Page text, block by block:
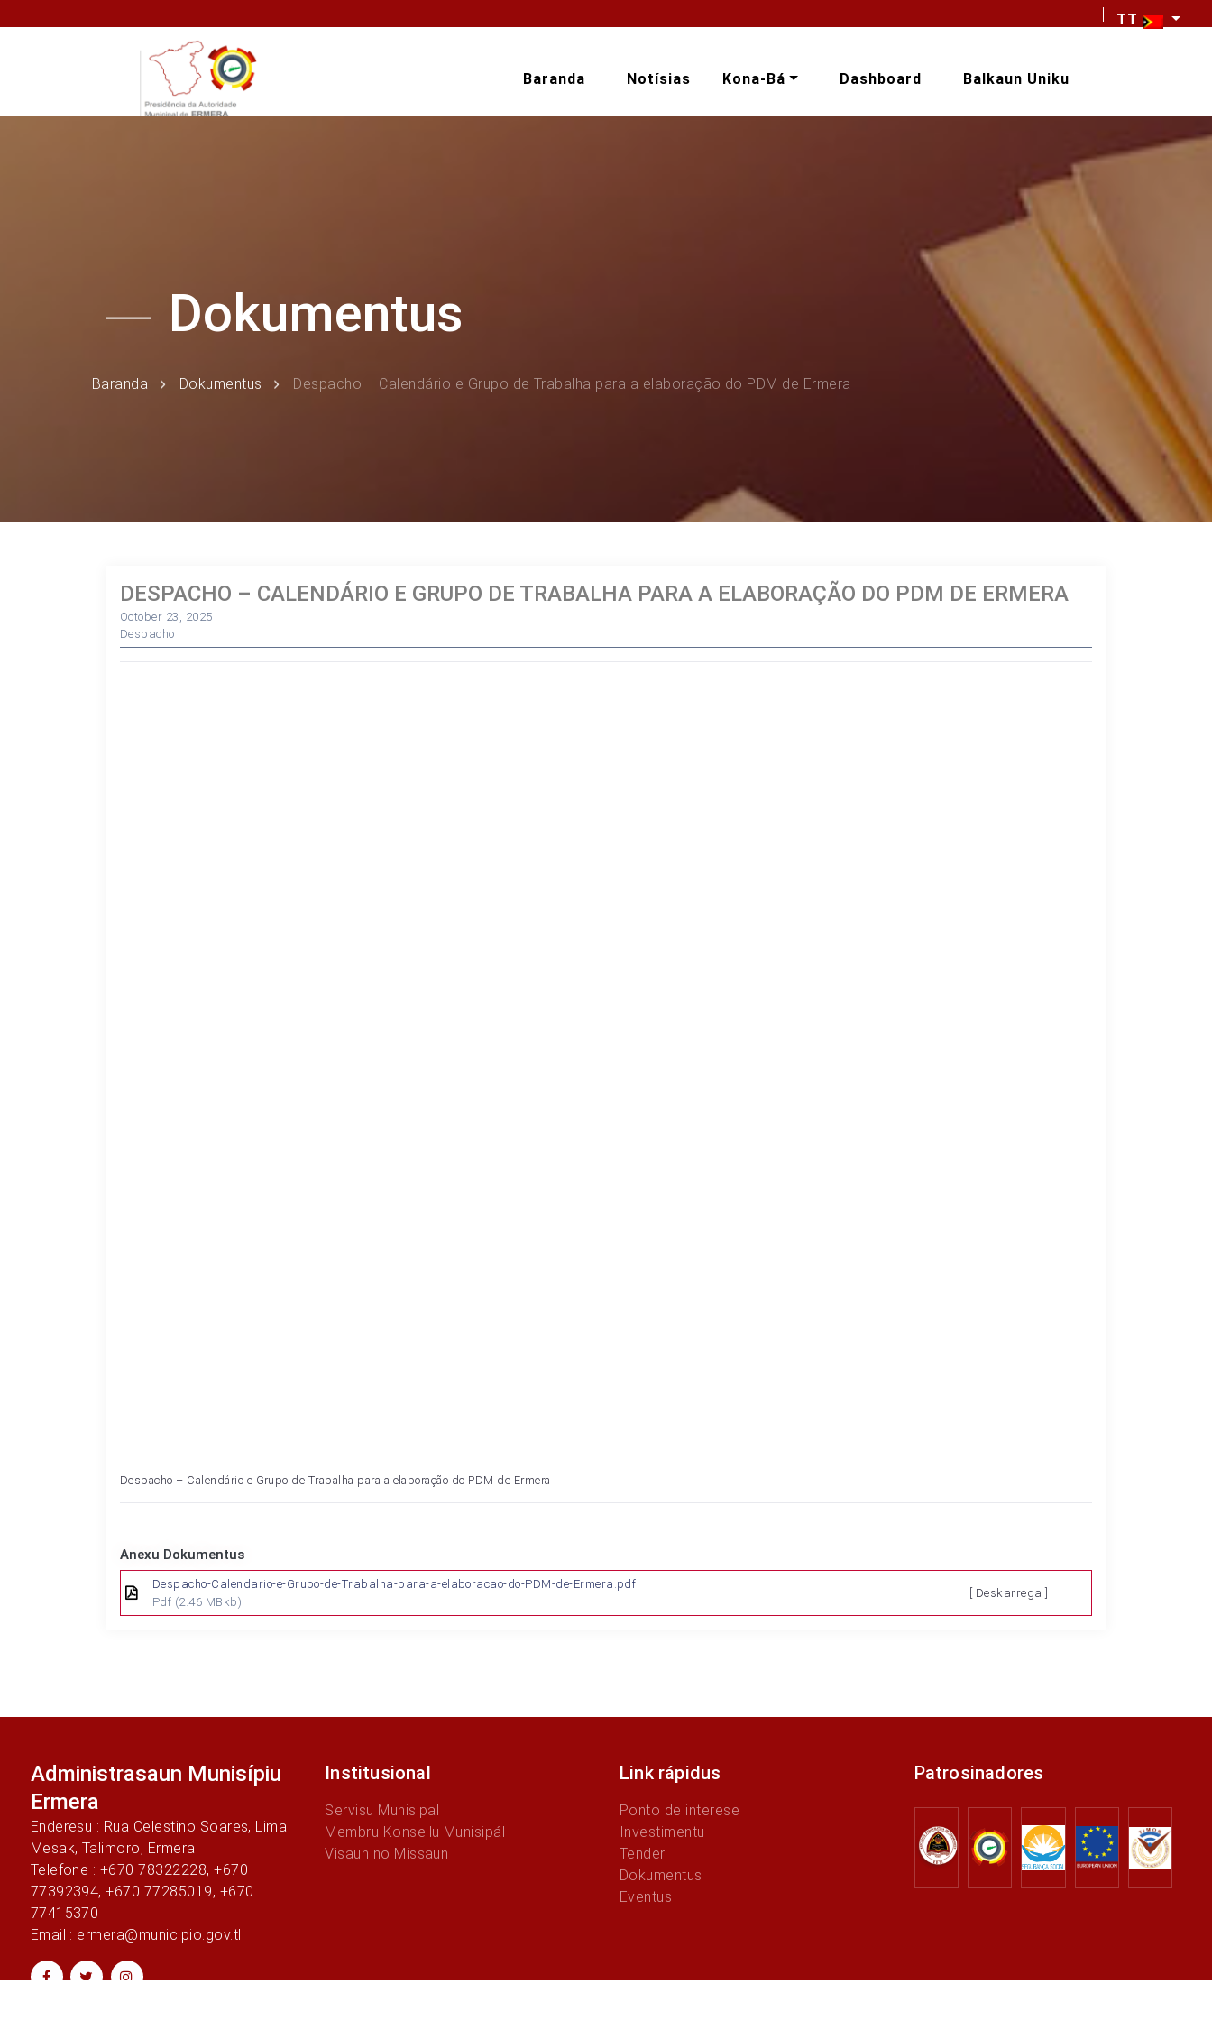
TT
Baranda Notísias Kona-Bá Dashboard Balkaun Uniku
Dokumentus
Baranda Dokumentus Despacho – Calendário e Grupo de Trabalha para a elaboração do PDM de Ermera
DESPACHO – CALENDÁRIO E GRUPO DE TRABALHA PARA A ELABORAÇÃO DO PDM DE ERMERA
October 23, 2025
Despacho
Despacho – Calendário e Grupo de Trabalha para a elaboração do PDM de Ermera
Anexu Dokumentus
Despacho-Calendario-e-Grupo-de-Trabalha-para-a-elaboracao-do-PDM-de-Ermera.pdf
Pdf (2.46 MBkb)
[ Deskarrega ]
Administrasaun Munisípiu
Ermera
Enderesu : Rua Celestino Soares, Lima
Mesak, Talimoro, Ermera
Telefone : +670 78322228, +670
77392394, +670 77285019, +670
77415370
Email : ermera@municipio.gov.tl
Institusional
Servisu Munisipal
Membru Konsellu Munisipál
Visaun no Missaun
Link rápidus
Ponto de interese
Investimentu
Tender
Dokumentus
Eventus
Patrosinadores